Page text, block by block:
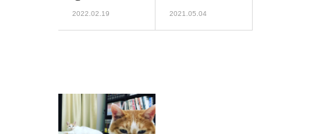
2022.02.19 2021.05.04